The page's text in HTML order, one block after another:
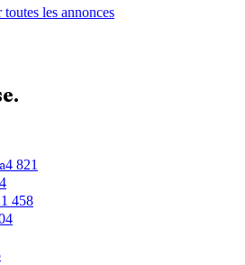
toutes les annonces
4 821
1 458